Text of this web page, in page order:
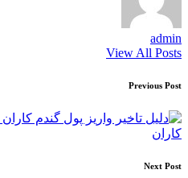
admin
View All Posts
Post
navigation
Previous Post
کاران
Next Post